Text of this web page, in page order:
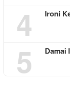
4 Ironi
5 Damai